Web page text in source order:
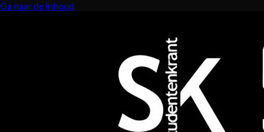
Ga naar de inhoud